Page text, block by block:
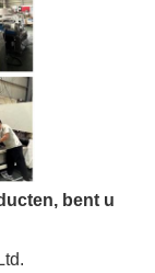
bent u